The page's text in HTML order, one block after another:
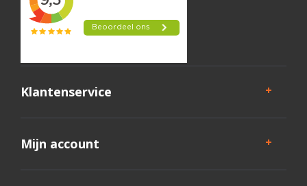
Klantenservice
Mijn account